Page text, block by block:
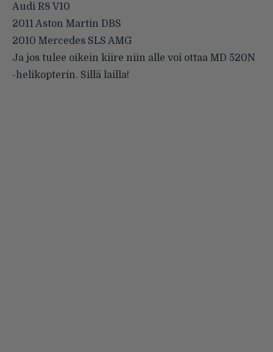
Audi R8 V10
2011 Aston Martin DBS
2010 Mercedes SLS AMG
Ja jos tulee oikein kiire niin alle voi ottaa MD 520N
-helikopterin. Sillä lailla!